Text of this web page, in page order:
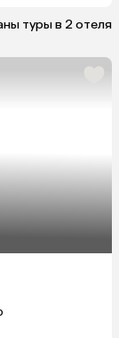
туры в 2 отеля